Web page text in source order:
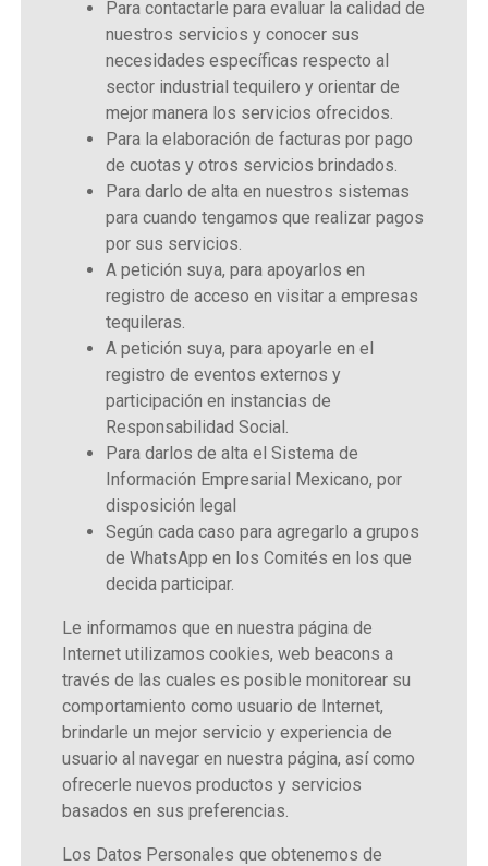
Para contactarle para evaluar la calidad de
nuestros servicios y conocer sus
necesidades específicas respecto al
sector industrial tequilero y orientar de
mejor manera los servicios ofrecidos.
Para la elaboración de facturas por pago
de cuotas y otros servicios brindados.
Para darlo de alta en nuestros sistemas
para cuando tengamos que realizar pagos
por sus servicios.
A petición suya, para apoyarlos en
registro de acceso en visitar a empresas
tequileras.
A petición suya, para apoyarle en el
registro de eventos externos y
participación en instancias de
Responsabilidad Social.
Para darlos de alta el Sistema de
Información Empresarial Mexicano, por
disposición legal
Según cada caso para agregarlo a grupos
de WhatsApp en los Comités en los que
decida participar.
Le informamos que en nuestra página de
Internet utilizamos cookies, web beacons a
través de las cuales es posible monitorear su
comportamiento como usuario de Internet,
brindarle un mejor servicio y experiencia de
usuario al navegar en nuestra página, así como
ofrecerle nuevos productos y servicios
basados en sus preferencias.
Los Datos Personales que obtenemos de